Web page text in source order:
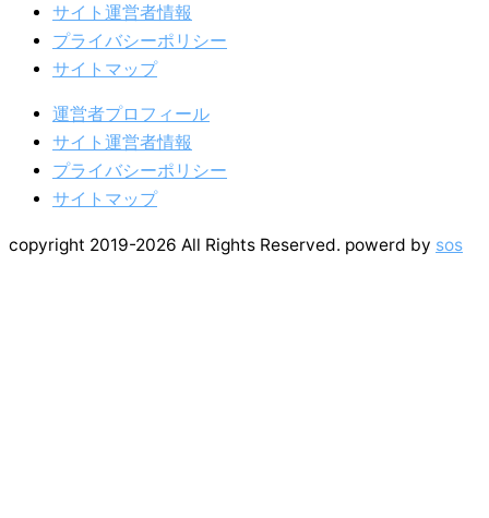
サイト運営者情報
プライバシーポリシー
サイトマップ
運営者プロフィール
サイト運営者情報
プライバシーポリシー
サイトマップ
copyright 2019-2026 All Rights Reserved. powerd by sos